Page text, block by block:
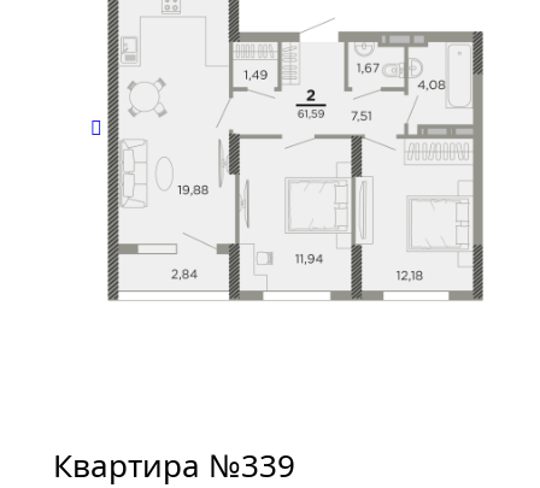
Квартира №339